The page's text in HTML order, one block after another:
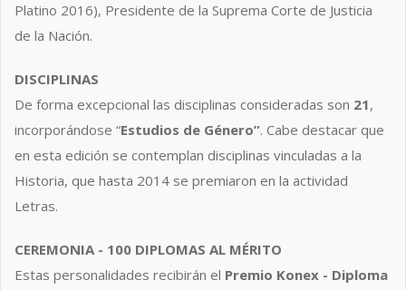
Platino 2016), Presidente de la Suprema Corte de Justicia
de la Nación.
DISCIPLINAS
De forma excepcional las disciplinas consideradas son 21,
incorporándose “Estudios de Género”. Cabe destacar que
en esta edición se contemplan disciplinas vinculadas a la
Historia, que hasta 2014 se premiaron en la actividad
Letras.
CEREMONIA - 100 DIPLOMAS AL MÉRITO
Estas personalidades recibirán el Premio Konex - Diploma